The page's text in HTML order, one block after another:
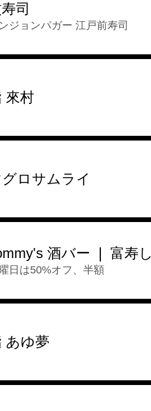
司
ジョンパガー 江戸前寿司
來村
ロサムライ
酒バー ❘ 富寿し
日は50%オフ、半額
あゆ夢